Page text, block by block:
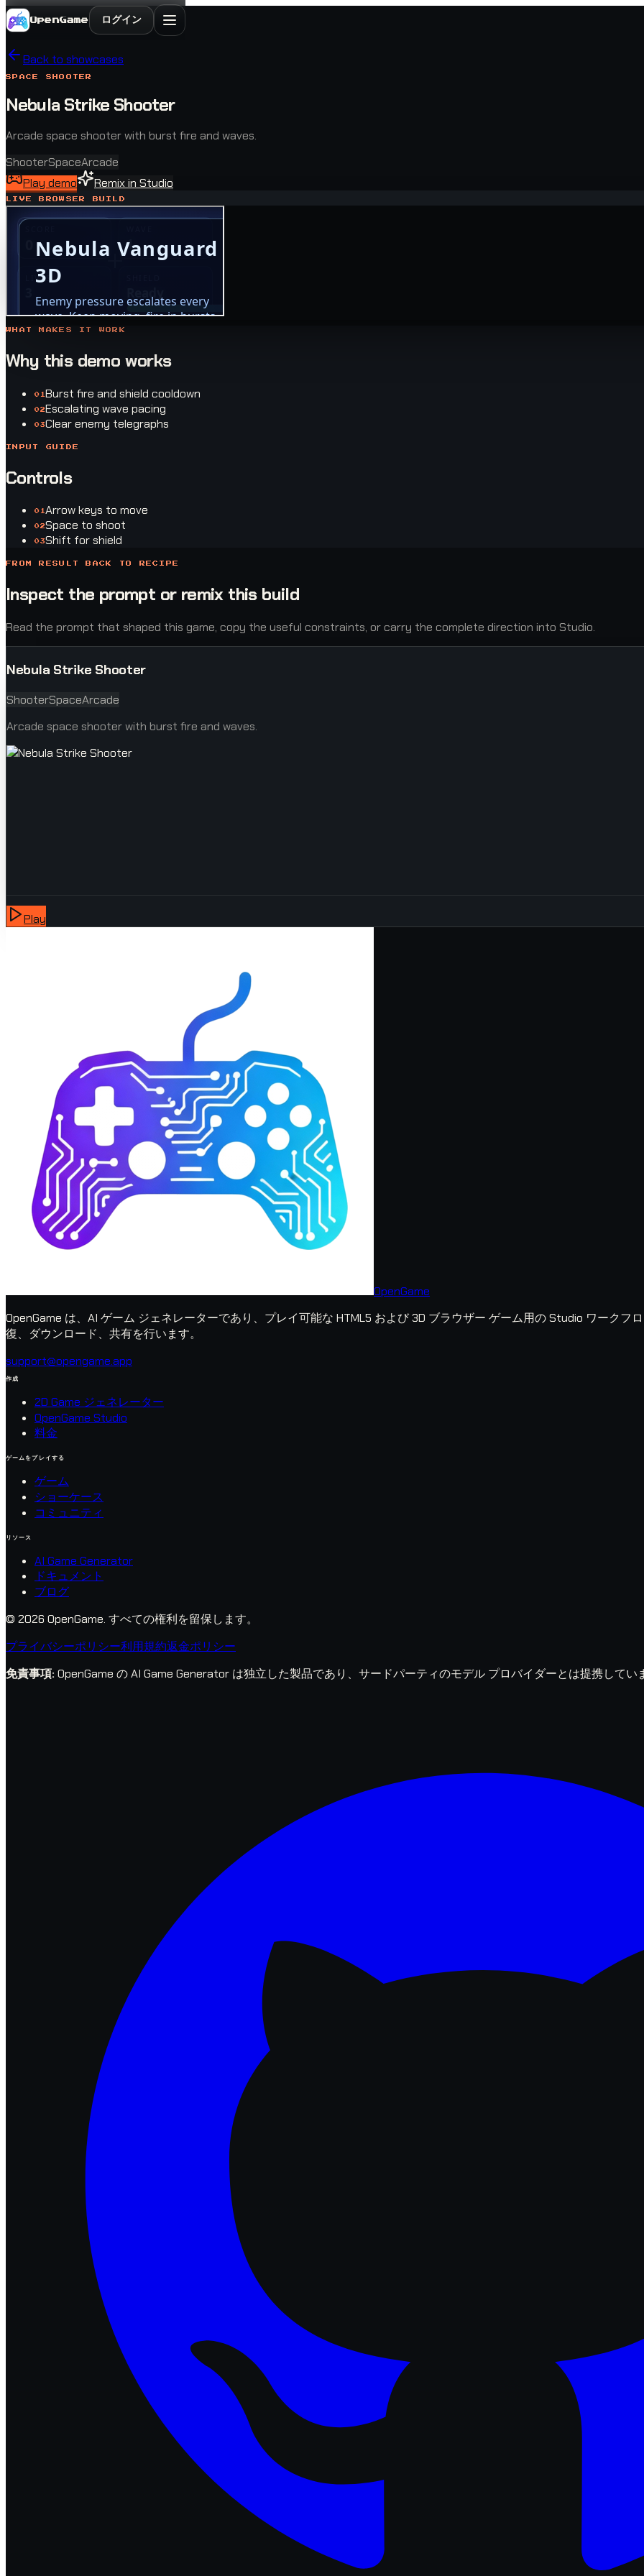
OpenGame ログイン
Back to showcases
SPACE SHOOTER
Nebula Strike Shooter
Arcade space shooter with burst fire and waves.
ShooterSpaceArcade
Play demo
Remix in Studio
LIVE BROWSER BUILD
WHAT MAKES IT WORK
Why this demo works
0 1 Burst fire and shield cooldown
02Escalating wave pacing
03Clear enemy telegraphs
INPUT GUIDE
Controls
01Arrow keys to move
02Space to shoot
03Shift for shield
FROM RESULT BACK TO RECIPE
Inspect the prompt or remix this build
Read the prompt that shaped this game, copy the useful constraints, or carry the complete direction into Studio.
Nebula Strike Shooter
ShooterSpaceArcade
Arcade space shooter with burst fire and waves.
Play
OpenGame
OpenGame は、AI ゲーム ジェネレーターであり、プレイ可能な HTML5 および 3D ブラウザー ゲーム用の Studio ワークフ
復、ダウンロード、共有を行います。
support@opengame.app
作成
2D Game ジェネレーター
OpenGame Studio
料金
ゲームをプレイする
ゲーム
ショーケース
コミュニティ
リソース
AI Game Generator
ドキュメント
ブログ
© 2026 OpenGame. すべての権利を留保します。
プライバシーポリシー利用規約返金ポリシー
免責事項: OpenGame の AI Game Generator は独立した製品であり、サードパーティのモデル プロバイダーとは提携してい